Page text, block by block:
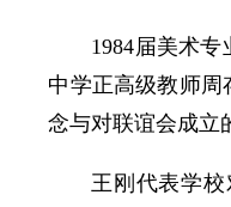
1984届美术
中学正高级教师周
念与对联谊会成立
王刚代表学